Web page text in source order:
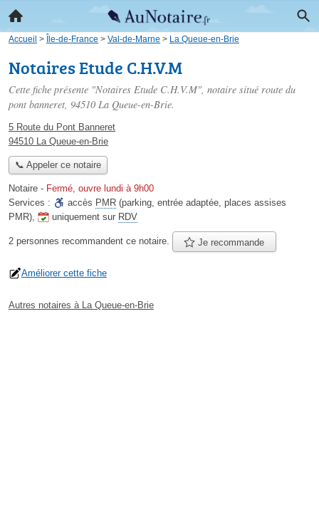
Accueil > Île-de-France > Val-de-Marne > La Queue-en-Brie
Notaires Etude C.H.V.M
Cette fiche présente "Notaires Etude C.H.V.M", notaire situé route du
pont banneret, 94510 La Queue-en-Brie.
5 Route du Pont Banneret
94510 La Queue-en-Brie
📞 Appeler ce notaire
Notaire - Fermé, ouvre lundi à 9h00
Services :
accès PMR (parking, entrée adaptée, places assises
PMR), uniquement sur RDV
2 personnes recommandent ce notaire. Je recommande
Améliorer cette fiche
Autres notaires à La Queue-en-Brie